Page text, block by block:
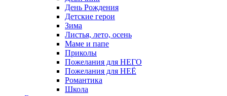
День Рождения
Детские герои
Зима
Листья, лето, осень
Маме и папе
Приколы
Пожелания для НЕГО
Пожелания для НЕЁ
Романтика
Школа